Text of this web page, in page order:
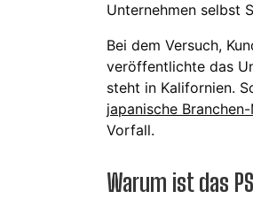
Unternehmen selbst
Bei dem Versuch,
veröffentlichte das
steht in Kalifornien.
japanische
Vorfall.
Warum ist das